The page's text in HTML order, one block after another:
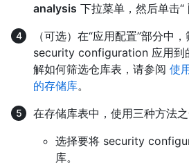
analysis 下拉菜单，然后单击“
（可选）在“应用配置”部分中
security configuration 应用到
解如何筛选仓库表，请参阅 使
的存储库。
在存储库表中，使用三种方法
选择要将 security
库。